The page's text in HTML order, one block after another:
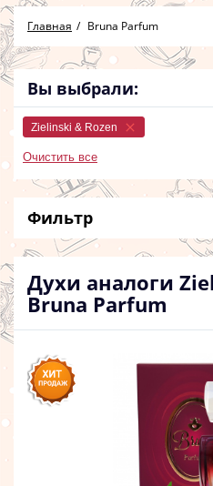
Главная Bruna Parfum
Вы выбрали:
Zielinski & Rozen
Очистить все
Фильтр
Духи аналоги
Bruna Parfum